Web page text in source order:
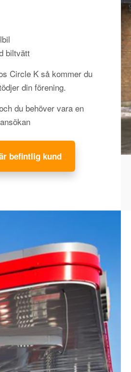
biltvätt
Circle K så kommer du
din förening.
du behöver vara en
befintlig kund